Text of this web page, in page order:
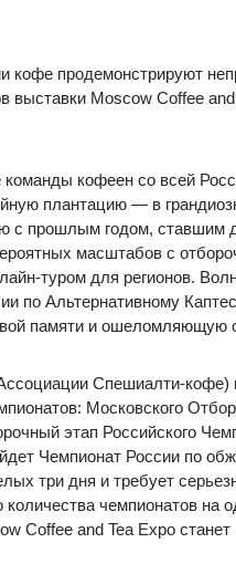
кофе продемонстрируют
выставки Moscow Coffee
кофеен со всей
плантацию — в
с прошлым годом, ставшим
масштабов с
туром для регионов.
по Альтернативному
памяти и ошеломляющую
Спешиалти-кофе)
Московского
этап Российского
Чемпионат России по
три дня и требует
чемпионатов на
Coffee and Tea Expo